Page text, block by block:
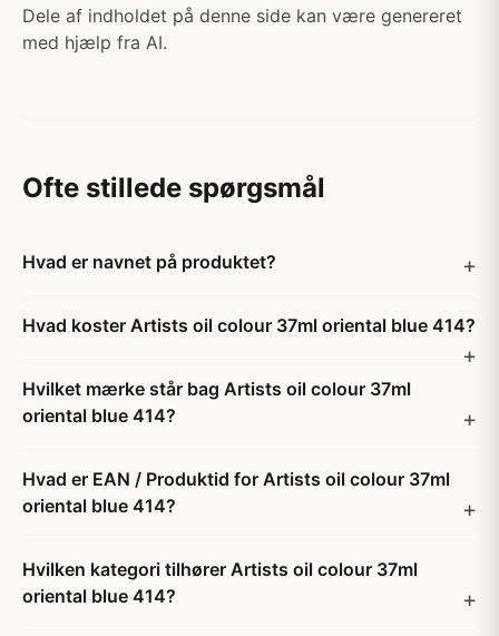
Dele af indholdet på denne side kan være genereret
med hjælp fra AI.
Ofte stillede spørgsmål
Hvad er navnet på produktet?
Hvad koster Artists oil colour 37ml oriental blue 414?
Hvilket mærke står bag Artists oil colour 37ml
oriental blue 414?
Hvad er EAN / Produktid for Artists oil colour 37ml
oriental blue 414?
Hvilken kategori tilhører Artists oil colour 37ml
oriental blue 414?